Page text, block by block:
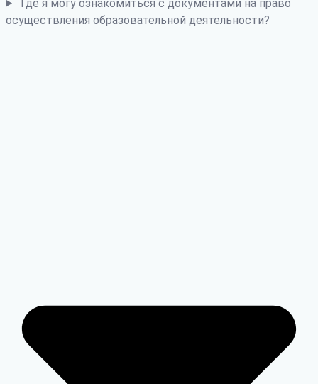
Где я могу ознакомиться с документами на право
осуществления образовательной деятельности?